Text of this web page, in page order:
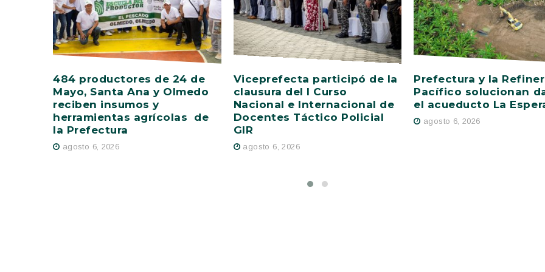
484 productores de 24 de
Mayo, Santa Ana y Olmedo
reciben insumos y
herramientas agrícolas de
la Prefectura
agosto 6, 2026
Viceprefecta participó de la
clausura del I Curso
Nacional e Internacional de
Docentes Táctico Policial
GIR
agosto 6, 2026
Prefectura y la
Pacífico solucionan
el acueducto La
agosto 6, 2026